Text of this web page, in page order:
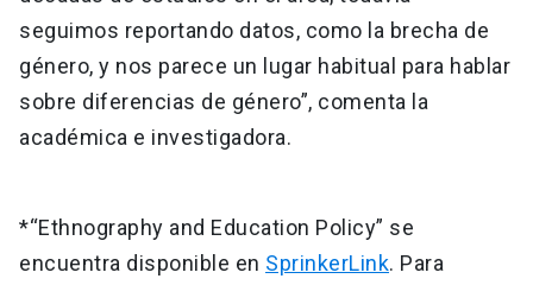
seguimos reportando datos, como la brecha de
género, y nos parece un lugar habitual para hablar
sobre diferencias de género”, comenta la
académica e investigadora.
*“Ethnography and Education Policy” se
encuentra disponible en SprinkerLink. Para